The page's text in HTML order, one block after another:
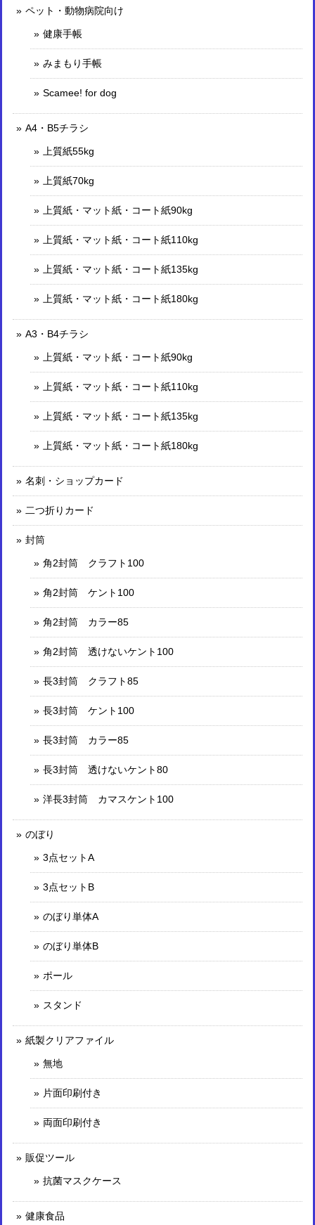
ペット・動物病院向け
健康手帳
みまもり手帳
Scamee! for dog
A4・B5チラシ
上質紙55kg
上質紙70kg
上質紙・マット紙・コート紙90kg
上質紙・マット紙・コート紙110kg
上質紙・マット紙・コート紙135kg
上質紙・マット紙・コート紙180kg
A3・B4チラシ
上質紙・マット紙・コート紙90kg
上質紙・マット紙・コート紙110kg
上質紙・マット紙・コート紙135kg
上質紙・マット紙・コート紙180kg
名刺・ショップカード
二つ折りカード
封筒
角2封筒 クラフト100
角2封筒 ケント100
角2封筒 カラー85
角2封筒 透けないケント100
長3封筒 クラフト85
長3封筒 ケント100
長3封筒 カラー85
長3封筒 透けないケント80
洋長3封筒 カマスケント100
のぼり
3点セットA
3点セットB
のぼり単体A
のぼり単体B
ポール
スタンド
紙製クリアファイル
無地
片面印刷付き
両面印刷付き
販促ツール
抗菌マスクケース
健康食品